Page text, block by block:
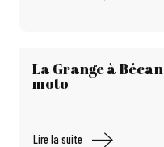
La Grange à
moto
Lire la suite